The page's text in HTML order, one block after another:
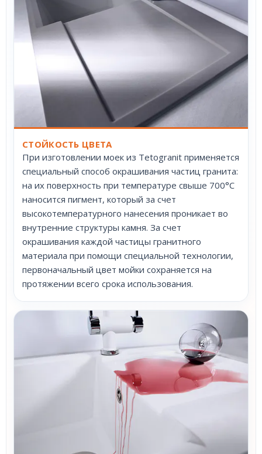
СТОЙКОСТЬ ЦВЕТА
При изготовлении моек из Tetogranit применяется
специальный способ окрашивания частиц гранита:
на их поверхность при температуре свыше 700°С
наносится пигмент, который за счет
высокотемпературного нанесения проникает во
внутренние структуры камня. За счет
окрашивания каждой частицы гранитного
материала при помощи специальной технологии,
первоначальный цвет мойки сохраняется на
протяжении всего срока использования.